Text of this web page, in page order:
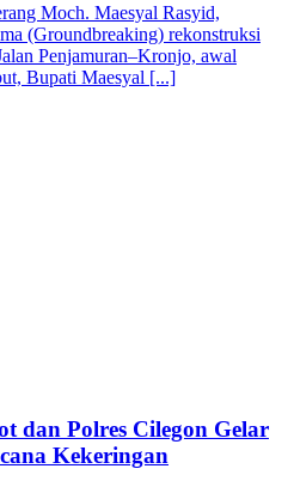
Moch. Maesyal Rasyid,
(Groundbreaking) rekonstruksi
Penjamuran–Kronjo, awal
Bupati Maesyal [...]
dan Polres Cilegon Gelar
Kekeringan